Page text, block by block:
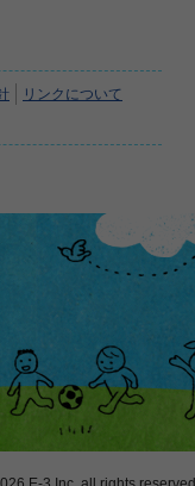
リンクについて